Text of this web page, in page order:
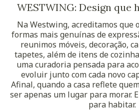
WESTWING: Design que
Na Westwing, acreditamos que
formas mais genuínas de
reunimos móveis, decoração,
tapetes, além de itens de
uma curadoria pensada para
evoluir junto com cada novo
Afinal, quando a casa reflete
ser apenas um lugar para morar.
para habitar.